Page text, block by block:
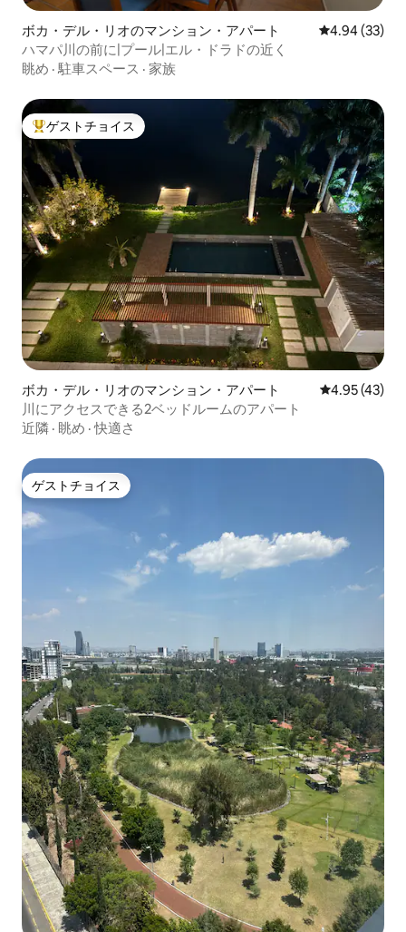
ボカ・デル・リオのマンション・アパート レビュー33
4.94 (33)
ハマパ川の前に|プール|エル・ドラドの近く
眺め · 駐車スペース · 家族
大好評のゲストチョイスです。
ゲストチョイス
ボカ・デル・リオのマンション・アパート レビュー43
4.95 (43)
川にアクセスできる2ベッドルームのアパート
近隣 · 眺め ·快適さ
ゲストチョイス
ゲストチョイス